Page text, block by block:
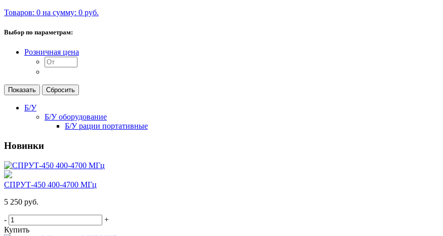
Товаров: 0 на сумму: 0 руб.
Выбор по параметрам:
Розничная цена
Б/У
Б/У оборудование
Б/У рации портативные
Новинки
СПРУТ-450 400-4700 МГц
5 250 руб.
-
+
Купить